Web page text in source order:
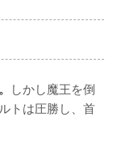
しかし魔王を倒
トは圧勝し、首